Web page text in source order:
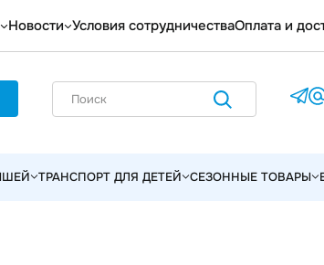
Новости Условия сотрудничестваОплата и
ТРАНСПОРТ ДЛЯ ДЕТЕЙ СЕЗОННЫЕ ТОВАРЫ